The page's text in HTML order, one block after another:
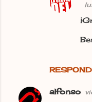
alfonso